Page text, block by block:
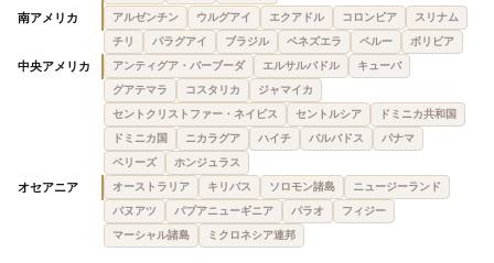
南アメリカ アルゼンチン ウルグアイ エクアドル コロンビア
スリナム
チリ
パラグアイ ブラジル ベネズエラ ペルー ボリビア
中央アメリカ アンティグア・バーブーダ エルサルバドル
キューバ
グアテマラ
コスタリカ
ジャマイカ
セントクリストファー・ネイビス
セントルシア
ドミニカ共和国
ドミニカ国
ニカラグア ハイチ バルバドス
パナマ
ベリーズ
ホンジュラス
オセアニア オーストラリア キリバス ソロモン諸島
ニュージーランド
バヌアツ
パプアニューギニア パラオ
フィジー
マーシャル諸島
ミクロネシア連邦